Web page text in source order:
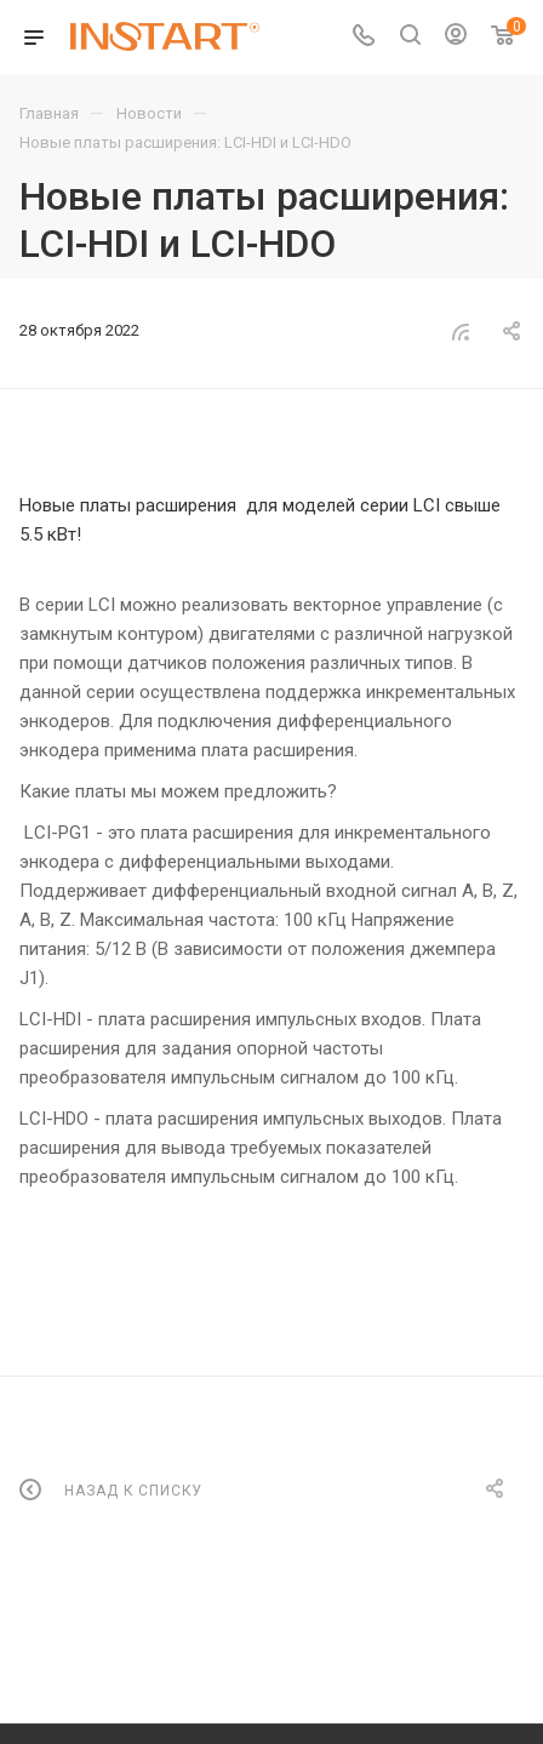
0
Главная — Новости —
Новые платы расширения: LCI-HDI и LCI-HDO
Новые платы расширения:
LCI-HDI и LCI-HDO
28 октября 2022
Новые платы расширения для моделей серии LCI свыше
5.5 кВт!
В серии LCI можно реализовать векторное управление (с
замкнутым контуром) двигателями с различной нагрузкой
при помощи датчиков положения различных типов. В
данной серии осуществлена поддержка инкрементальных
энкодеров. Для подключения дифференциального
энкодера применима плата расширения.
Какие платы мы можем предложить?
LCI-PG1 - это плата расширения для инкрементального
энкодера с дифференциальными выходами.
Поддерживает дифференциальный входной сигнал А, B, Z,
А, B, Z. Максимальная частота: 100 кГц Напряжение
питания: 5/12 В (В зависимости от положения джемпера
J1).
LCI-HDI - плата расширения импульсных входов. Плата
расширения для задания опорной частоты
преобразователя импульсным сигналом до 100 кГц.
LCI-HDO - плата расширения импульсных выходов. Плата
расширения для вывода требуемых показателей
преобразователя импульсным сигналом до 100 кГц.
НАЗАД К СПИСКУ